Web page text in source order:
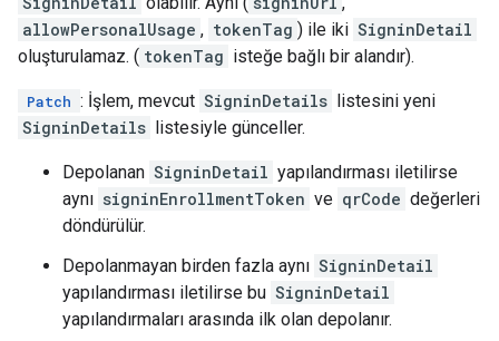
allowPersonalUsage , tokenTag ) ile iki SigninDetail
oluşturulamaz. ( tokenTag isteğe bağlı bir alandır).
Patch : İşlem, mevcut SigninDetails listesini yeni
SigninDetails listesiyle günceller.
Depolanan SigninDetail yapılandırması iletilirse
aynı signinEnrollmentToken ve qrCode değerleri
döndürülür.
Depolanmayan birden fazla aynı SigninDetail
yapılandırması iletilirse bu SigninDetail
yapılandırmaları arasında ilk olan depolanır.